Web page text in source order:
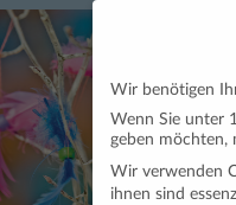
Wir benötigen
Wenn Sie unter
geben möchten,
Wir verwenden
ihnen sind